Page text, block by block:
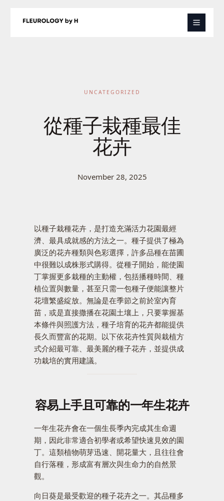
UNCATEGORIZED
從種子栽種最佳
花卉
November 28, 2025
以種子栽種花卉，是打造充滿活力花園最經
濟、最具成就感的方法之一。種子提供了極為
廣泛的花卉種類與色彩選擇，許多品種在苗圃
中很難以成株形式購得。從種子開始，能使園
丁掌握更多栽種的主動權，包括播種時間、種
植位置與數量，甚至只需一包種子便能讓整片
花壇繁盛綻放。無論是在季節之前於室內育
苗，或是直接撒播在花園土壤上，只要掌握基
本條件與照護方法，種子培育的花卉都能提供
長久而豐富的花期。以下依花卉性質與栽植方
式介紹最可靠、最美麗的種子花卉，並提供成
功栽培的實用建議。
容易上手且可靠的一年生花卉
一年生花卉會在一個生長季內完成其生命週
期，因此非常適合初學者或希望快速見效的園
丁。這類植物萌芽迅速、開花量大，且往往會
自行落種，形成富有層次與生命力的自然景
觀。
向日葵是最受歡迎的種子花卉之一。其品種多